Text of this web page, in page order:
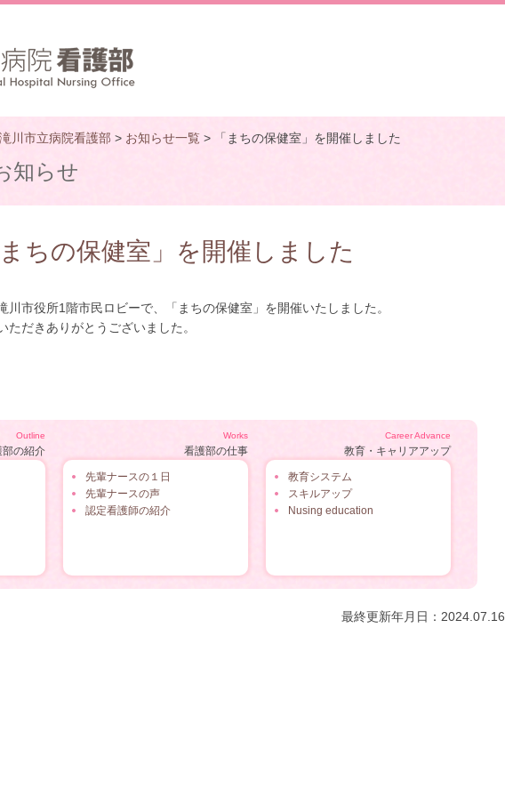
滝川市立病院看護部 > お知らせ一覧 > 「まちの保健室」を開催しました
知らせ
ちの保健室」を開催しました
市役所1階市民ロビーで、「まちの保健室」を開催いたしました。
だきありがとうございました。
Outline
部の紹介
Works
看護部の仕事
先輩ナースの１日
先輩ナースの声
認定看護師の紹介
Career Advance
教育・キャリアアップ
教育システム
スキルアップ
Nusing education
最終更新年月日：2024.07.16